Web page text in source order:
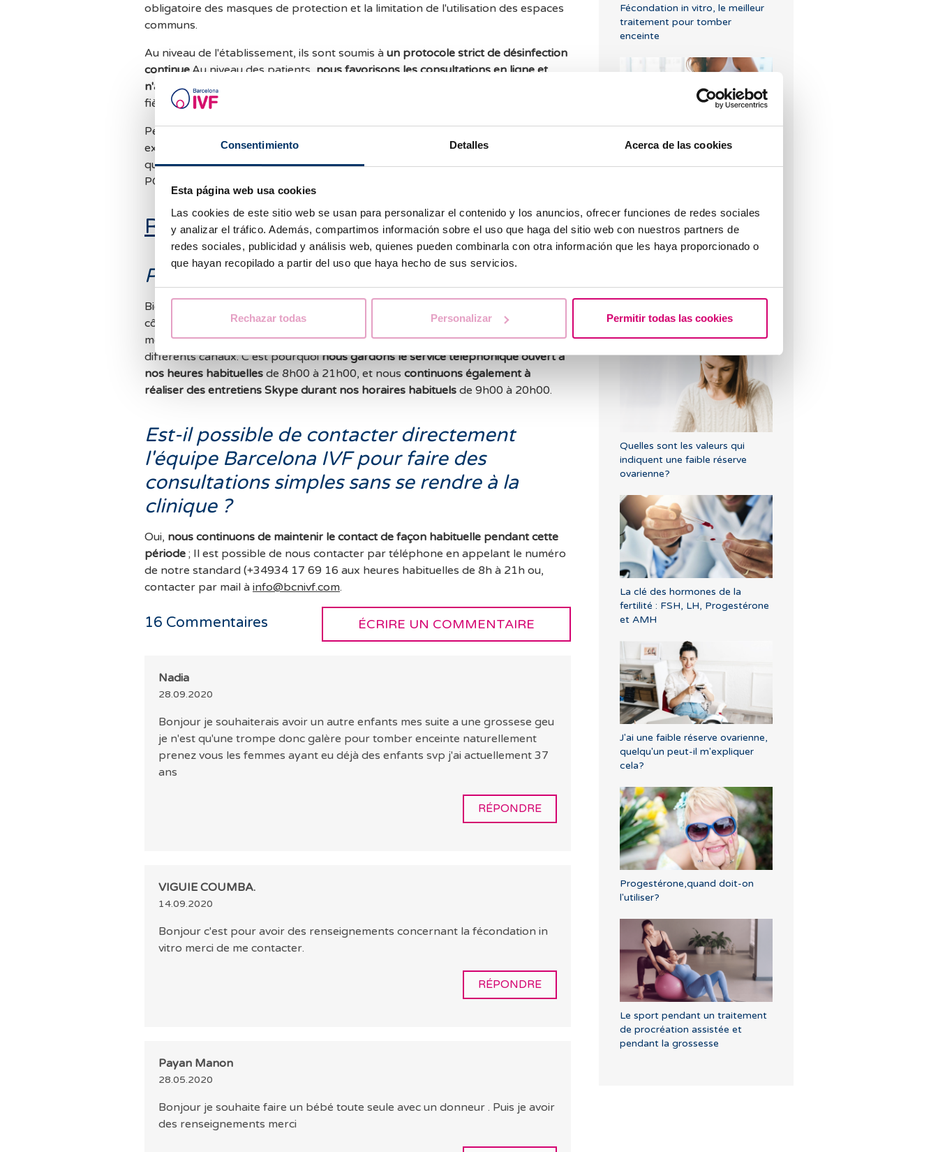
Consentimiento Detalles Acerca de las cookies
Esta página web usa cookies
Las cookies de este sitio web se usan para personalizar el contenido y los anuncios, ofrecer funciones de redes sociales
y analizar el tráfico. Además, compartimos información sobre el uso que haga del sitio web con nuestros partners de
redes sociales, publicidad y análisis web, quienes pueden combinarla con otra información que les haya proporcionado o
que hayan recopilado a partir del uso que haya hecho de sus servicios.
Rechazar todas Personalizar Permitir todas las cookies
obligatoire des masques de protection et la limitation de l'utilisation des espaces
communs.
Au niveau de l'établissement, ils sont soumis à un protocole strict de désinfection
continue. Au niveau des patients, nous favorisons les consultations en ligne et
n'assistons en personne que s'il n'y a pas de symptômes de COVID,
fièvre ou la toux.
Pendant les traitements, nous effectuons des tests PCR si nécessaire pour
exclure une infection virale. Dans les cas de
don d’ovocytes, nous garantissons
que les donneuses ne sont pas porteuses du coronavirus au moyen d'un test
PCR au moment du don.
Rendez-vous médicaux à Barcelona IVF
Pouvons-nous reporter le rendez-vous?
Bien sûr, les rendez-vous peuvent être reportés, mais nous voulons rester à vos
côtés, pour que pendant cette période de confinement, vous puissiez vous
mettre en contact avec nous de la manière la plus simple possible au travers des
différents canaux. C´est pourquoinous gardons le service téléphonique ouvert à
nos heures habituelles de 8h00 à 21h00, et nous continuons également à
réaliser des entretiens Skype durant nos horaires habituels de 9h00 à 20h00.
Est-il possible de contacter directement
l'équipe Barcelona IVF pour faire des
consultations simples sans se rendre à la
clinique ?
Oui, nous continuons de maintenir le contact de façon habituelle pendant cette
période ; Il est possible de nous contacter par téléphone en appelant le numéro
de notre standard (+34934 17 69 16 aux heures habituelles de 8h à 21h ou,
contacter par mail à info@bcnivf.com.
ÉCRIRE UN COMMENTAIRE
16 Commentaires
Nadia
28.09.2020
Bonjour je souhaiterais avoir un autre enfants mes suite a une grossese geu
je n'est qu'une trompe donc galère pour tomber enceinte naturellement
prenez vous les femmes ayant eu déjà des enfants svp j'ai actuellement 37
ans
RÉPONDRE
VIGUIE COUMBA.
14.09.2020
Bonjour c'est pour avoir des renseignements concernant la fécondation in
vitro merci de me contacter.
RÉPONDRE
Payan Manon
28.05.2020
Bonjour je souhaite faire un bébé toute seule avec un donneur . Puis je avoir
des renseignements merci
Fécondation in vitro, le meilleur
traitement pour tomber
enceinte
normales et lesquelles doivent
Comment choisir la meilleure
clinique de fertilité à Barcelone
Quelles sont les valeurs qui
indiquent une faible réserve
ovarienne?
La clé des hormones de la
fertilité : FSH, LH, Progestérone
et AMH
J'ai une faible réserve ovarienne,
quelqu'un peut-il m'expliquer
cela?
Progestérone,quand doit-on
l'utiliser?
Le sport pendant un traitement
de procréation assistée et
pendant la grossesse